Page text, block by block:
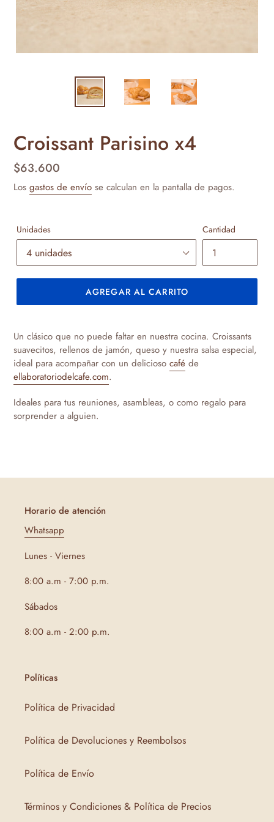
Croissant Parisino x4
Precio
habitual
$63.600
Los gastos de envío se calculan en la pantalla de pagos.
Unidades Cantidad
AGREGAR AL CARRITO
el
producto
a
tu
carrito
de
compra
Un clásico que no puede faltar en nuestra cocina. Croissants
suavecitos, rellenos de jamón, queso y nuestra salsa especial,
ideal para acompañar con un delicioso café de
ellaboratoriodelcafe.com.
Ideales para tus reuniones, asambleas, o como regalo para
sorprender a alguien.
Horario de atención
Whatsapp
Lunes - Viernes
8:00 a.m - 7:00 p.m.
Sábados
8:00 a.m - 2:00 p.m.
Políticas
Política de Privacidad
Política de Devoluciones y Reembolsos
Política de Envío
Términos y Condiciones & Política de Precios